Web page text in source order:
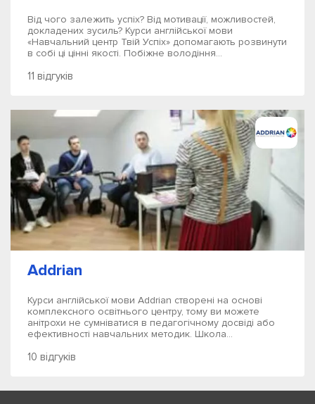
Від чого залежить успіх? Від мотивації, можливостей,
докладених зусиль? Курси англійської мови
«Навчальний центр Твій Успіх» допомагають розвинути
в собі ці цінні якості. Побіжне володіння...
11 відгуків
Addrian
Курси англійської мови Addrian створені на основі
комплексного освітнього центру, тому ви можете
анітрохи не сумніватися в педагогічному досвіді або
ефективності навчальних методик. Школа...
10 відгуків